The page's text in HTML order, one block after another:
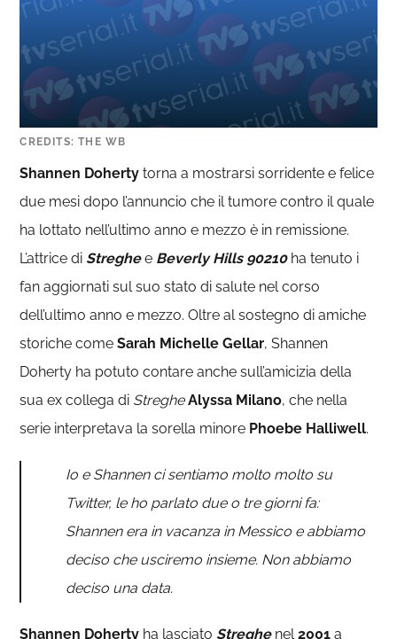
CREDITS: THE WB
Shannen Doherty torna a mostrarsi sorridente e felice
due mesi dopo l’annuncio che il tumore contro il quale
ha lottato nell’ultimo anno e mezzo è in remissione.
L’attrice di Streghee Beverly Hills 90210ha tenuto i
fan aggiornati sul suo stato di salute nel corso
dell’ultimo anno e mezzo. Oltre al sostegno di amiche
storiche comeSarah Michelle Gellar, Shannen
Doherty ha potuto contare anche sull’amicizia della
sua ex collega di Streghe Alyssa Milano, che nella
serie interpretava la sorella minore Phoebe Halliwell.
Io e Shannen ci sentiamo molto molto su
Twitter, le ho parlato due o tre giorni fa:
Shannen era in vacanza in Messico e abbiamo
deciso che usciremo insieme. Non abbiamo
deciso una data.
Shannen Doherty ha lasciato Streghenel2001 a